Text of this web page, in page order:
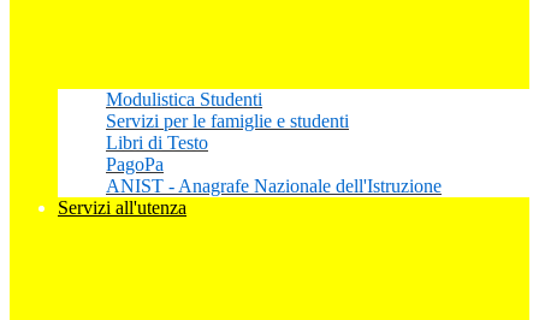
Modulistica Studenti
Servizi per le famiglie e studenti
Libri di Testo
PagoPa
ANIST - Anagrafe Nazionale dell'Istruzione
Servizi all'utenza